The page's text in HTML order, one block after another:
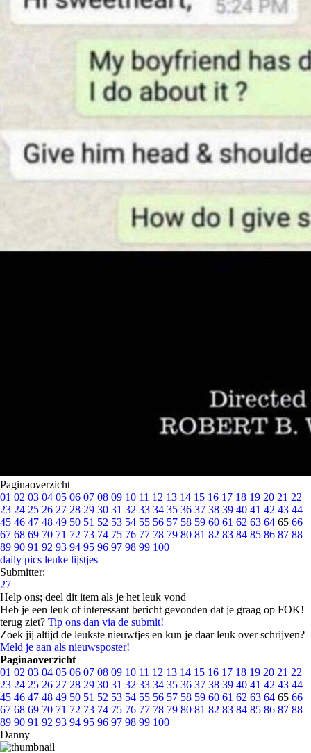
Paginaoverzicht
01 02 03 04 05 06 07 08 09 10 11 12 13 14 15 16 17 18 19 20 21 22
23 24 25 26 27 28 29 30 31 32 33 34 35 36 37 38 39 40 41 42 43 44
45 46 47 48 49 50 51 52 53 54 55 56 57 58 59 60 61 62 63 64 65 66
67 68 69 70 71 72 73 74 75 76 77 78 79 80 81 82 83 84 85 86 87 88
89 90 91 92 93 94 95 96 97 98 99 100
daily pics leuke lijstjes
Submitter:
27
Help ons; deel dit item als je het leuk vond
Heb je een leuk of interessant bericht gevonden dat je graag op FOK!
terug ziet? Tip ons dan via de submit!
Zoek jij altijd de leukste nieuwtjes en kun je daar leuk over schrijven?
Meld je aan als nieuwsposter!
Paginaoverzicht
01 02 03 04 05 06 07 08 09 10 11 12 13 14 15 16 17 18 19 20 21 22
23 24 25 26 27 28 29 30 31 32 33 34 35 36 37 38 39 40 41 42 43 44
45 46 47 48 49 50 51 52 53 54 55 56 57 58 59 60 61 62 63 64 65 66
67 68 69 70 71 72 73 74 75 76 77 78 79 80 81 82 83 84 85 86 87 88
89 90 91 92 93 94 95 96 97 98 99 100
Danny